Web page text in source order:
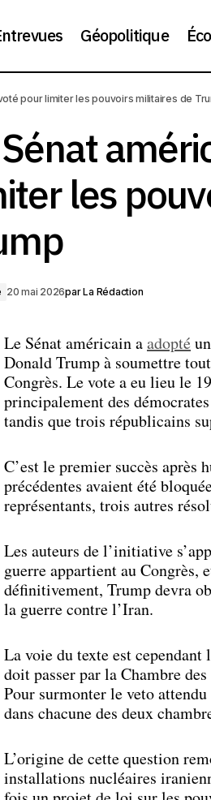
Géopolitique
ses
Politique Le
pour limiter les pouvoirs militaires de
les
20 mai 2026parLa Rédaction
Le Sénat américain aadopté
Donald Trump à soumettre
Congrès. Le vote a eu lieu le
principalement des
tandis que trois républicains
C’est le premier succès
précédentes avaient été
représentants, trois autres
Les auteurs de l’initiative
guerre appartient au Congrès,
définitivement, Trump devra
la guerre contre l’Iran.
La voie du texte est
doit passer par la Chambre
Pour surmonter le veto
dans chacune des deux
L’origine de cette question
installations nucléaires